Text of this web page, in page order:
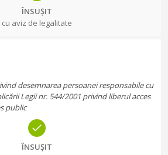
ÎNSUȘIT
cu aviz de legalitate
desemnarea persoanei responsabile cu
Legii nr. 544/2001 privind liberul acces
public
ÎNSUȘIT